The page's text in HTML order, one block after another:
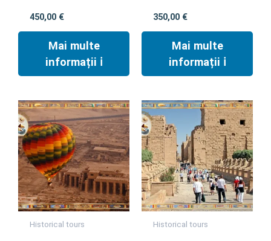
450,00 €
Mai multe
informații ℹ︎
350,00 €
Mai multe
informații ℹ︎
Historical tours Historical tours